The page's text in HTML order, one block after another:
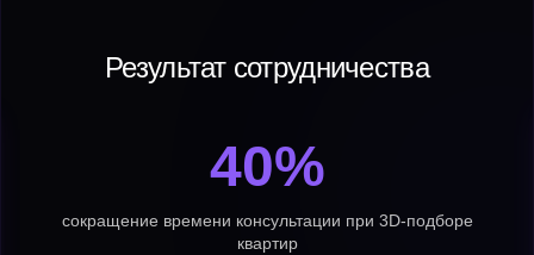
Результат сотрудничества
40%
сокращение времени консультации при 3D-подборе
квартир